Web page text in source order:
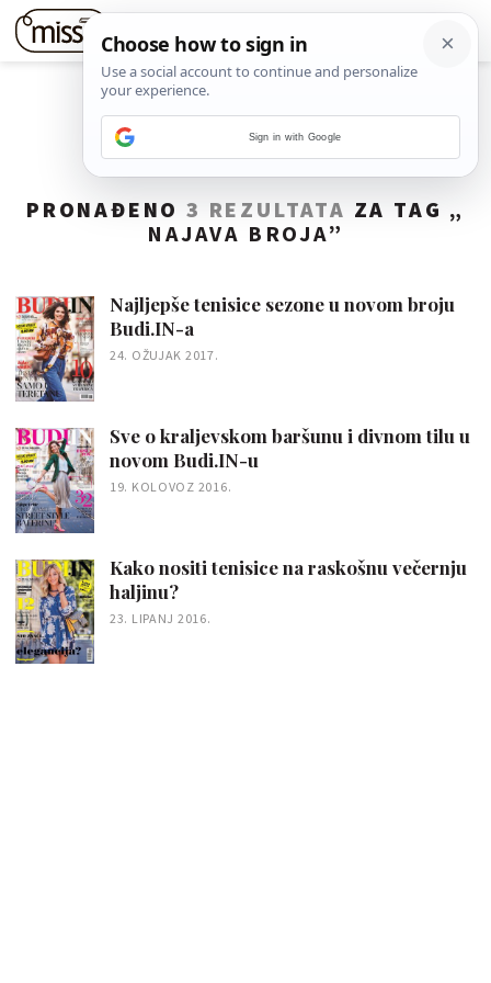
PRONAĐENO 3 REZULTATA ZA TAG „
NAJAVA BROJA”
Najljepše tenisice sezone u novom broju
Budi.IN-a
24. OŽUJAK 2017.
Sve o kraljevskom baršunu i divnom tilu u
novom Budi.IN-u
19. KOLOVOZ 2016.
Kako nositi tenisice na raskošnu večernju
haljinu?
23. LIPANJ 2016.
Sign in with Google